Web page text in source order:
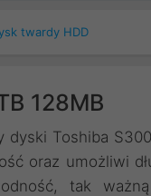
twardy HDD
128MB
dyski Toshiba
oraz umożliwi
tak